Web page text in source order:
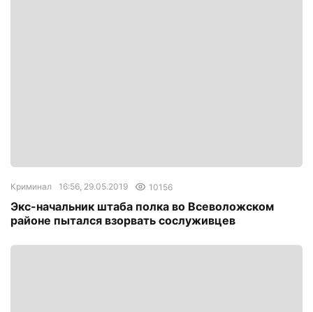
Криминал 16:56, 29.05.2019 10156
Экс-начальник штаба полка во Всеволожском
районе пытался взорвать сослуживцев